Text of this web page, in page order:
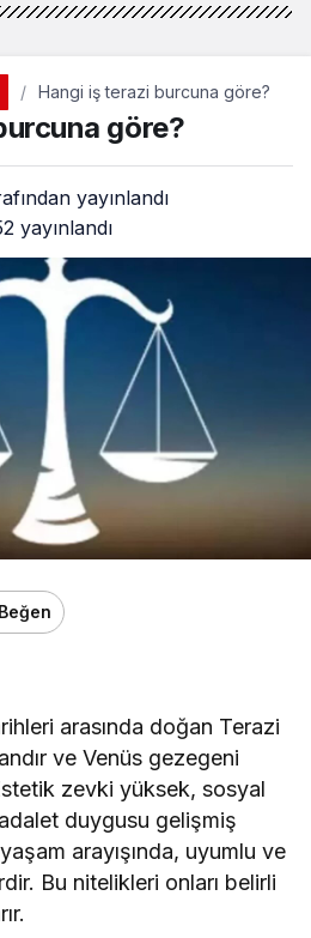
Hangi iş terazi burcuna göre?
göre?
yayınlandı
yayınlandı
Beğen
arasında doğan Terazi
ve Venüs gezegeni
zevki yüksek, sosyal
duygusu gelişmiş
arayışında, uyumlu ve
Bu nitelikleri onları belirli